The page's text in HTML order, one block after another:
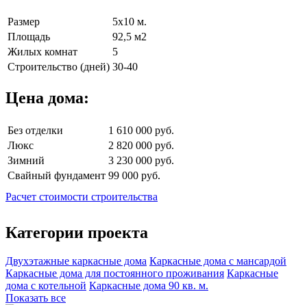
Размер
5х10 м.
Площадь
92,5 м2
Жилых комнат
5
Строительство (дней) 30-40
Цена дома:
Без отделки
1 610 000 руб.
Люкс
2 820 000 руб.
Зимний
3 230 000 руб.
Свайный фундамент 99 000 руб.
Расчет стоимости строительства
Категории проекта
Двухэтажные каркасные дома Каркасные дома с мансардой
Каркасные дома для постоянного проживания Каркасные
дома с котельной Каркасные дома 90 кв. м.
Показать все